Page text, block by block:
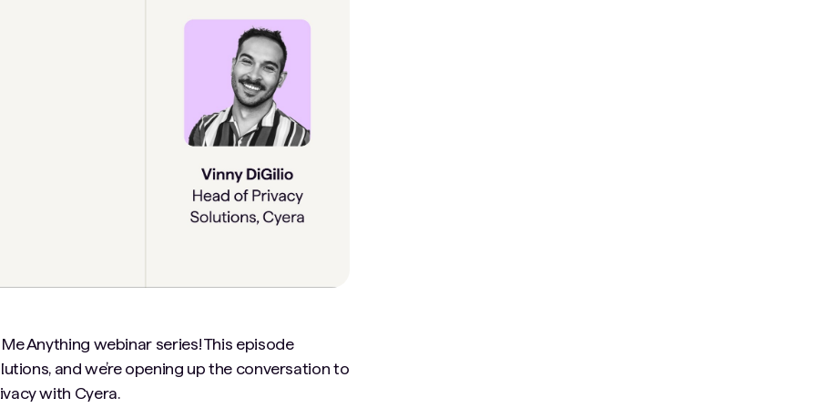
Anything webinar series! This episode
and we’re opening up the conversation to
with Cyera.